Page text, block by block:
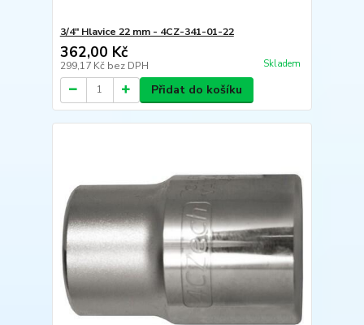
3/4" Hlavice 22 mm - 4CZ-341-01-22
362,00 Kč
299,17 Kč bez DPH Skladem
Přidat do košíku